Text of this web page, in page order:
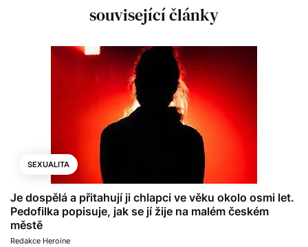
související články
SEXUALITA
Je dospělá a přitahují ji chlapci ve věku okolo osmi let.
Pedofilka popisuje, jak se jí žije na malém českém
městě
Redakce Heroine